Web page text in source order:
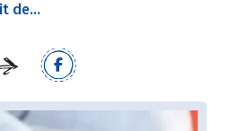
de...